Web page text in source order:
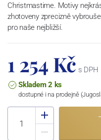
Christmastime. Motivy
zhotoveny zprecizně
pro naše nejbližší.
1 254 Kč s DPH
Skladem 2 ks
dostupné i na prodejně